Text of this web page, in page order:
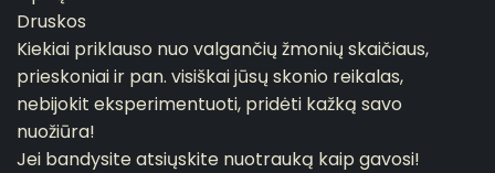
Druskos
Kiekiai priklauso nuo valgančių žmonių skaičiaus,
prieskoniai ir pan. visiškai jūsų skonio reikalas,
nebijokit eksperimentuoti, pridėti kažką savo
nuožiūra!
Jei bandysite atsiųskite nuotrauką kaip gavosi!